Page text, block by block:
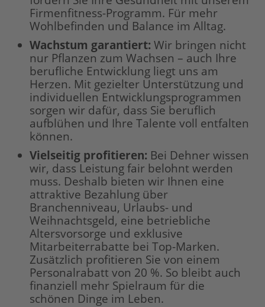
Firmenfitness-Programm. Für mehr
Wohlbefinden und Balance im Alltag.
Wachstum garantiert: Wir bringen nicht
nur Pflanzen zum Wachsen – auch Ihre
berufliche Entwicklung liegt uns am
Herzen. Mit gezielter Unterstützung und
individuellen Entwicklungsprogrammen
sorgen wir dafür, dass Sie beruflich
aufblühen und Ihre Talente voll entfalten
können.
Vielseitig profitieren: Bei Dehner wissen
wir, dass Leistung fair belohnt werden
muss. Deshalb bieten wir Ihnen eine
attraktive Bezahlung über
Branchenniveau, Urlaubs- und
Weihnachtsgeld, eine betriebliche
Altersvorsorge und exklusive
Mitarbeiterrabatte bei Top-Marken.
Zusätzlich profitieren Sie von einem
Personalrabatt von 20 %. So bleibt auch
finanziell mehr Spielraum für die
schönen Dinge im Leben.